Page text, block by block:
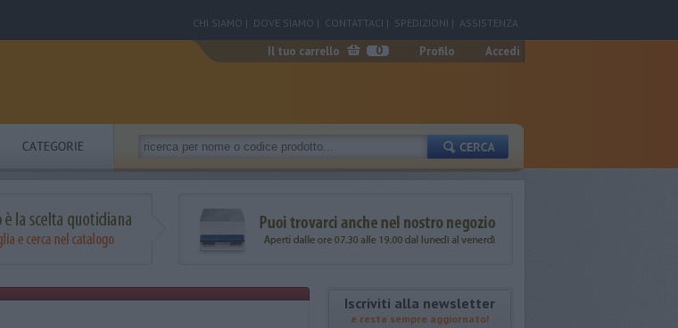
CHI SIAMO | DOVE SIAMO | CONTATTACI | SPEDIZIONI | ASSISTENZA
Il tuo carrello 0 Profilo Accedi
Iscriviti alla newsletter
e resta sempre aggiornato!